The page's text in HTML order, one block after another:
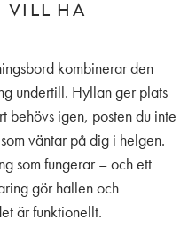
VILL HA
kombinerar den
undertill. Hyllan ger plats
behövs igen, posten du inte
väntar på dig i helgen.
som fungerar – och ett
gör hallen och
är funktionellt.